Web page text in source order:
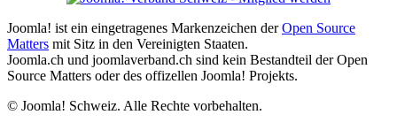
Joomla! ist ein eingetragenes Markenzeichen derOpen Source
Matters mit Sitz in den Vereinigten Staaten.
Joomla.ch und joomlaverband.ch sind kein Bestandteil der Open
Source Matters oder des offizellen Joomla! Projekts.
© Joomla! Schweiz. Alle Rechte vorbehalten.